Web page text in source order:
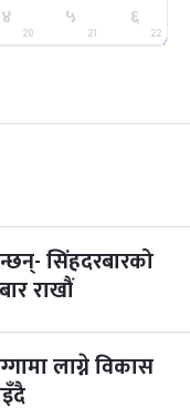
७ महिना बाँकी
४
20
५
21
६
22
सिंहदरबारको
राखौं
लाग्ने विकास